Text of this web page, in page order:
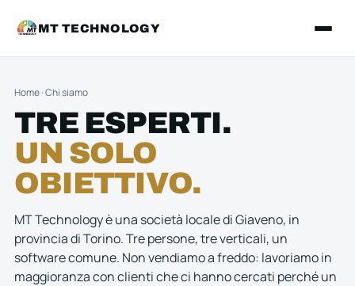
MT TECHNOLOGY
Home·Chi siamo
TRE ESPERTI.
UN SOLO
OBIETTIVO.
MT Technology è una società locale di Giaveno, in
provincia di Torino. Tre persone, tre verticali, un
software comune. Non vendiamo a freddo: lavoriamo in
maggioranza con clienti che ci hanno cercati perché un